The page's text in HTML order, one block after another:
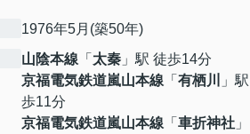
1976年5月(築50年)
山陰本線 「 太秦 」駅 徒歩14分
京福電気鉄道嵐山本線 「 有栖川
」
歩11分
京福電気鉄道嵐山本線 「 車折神社 」